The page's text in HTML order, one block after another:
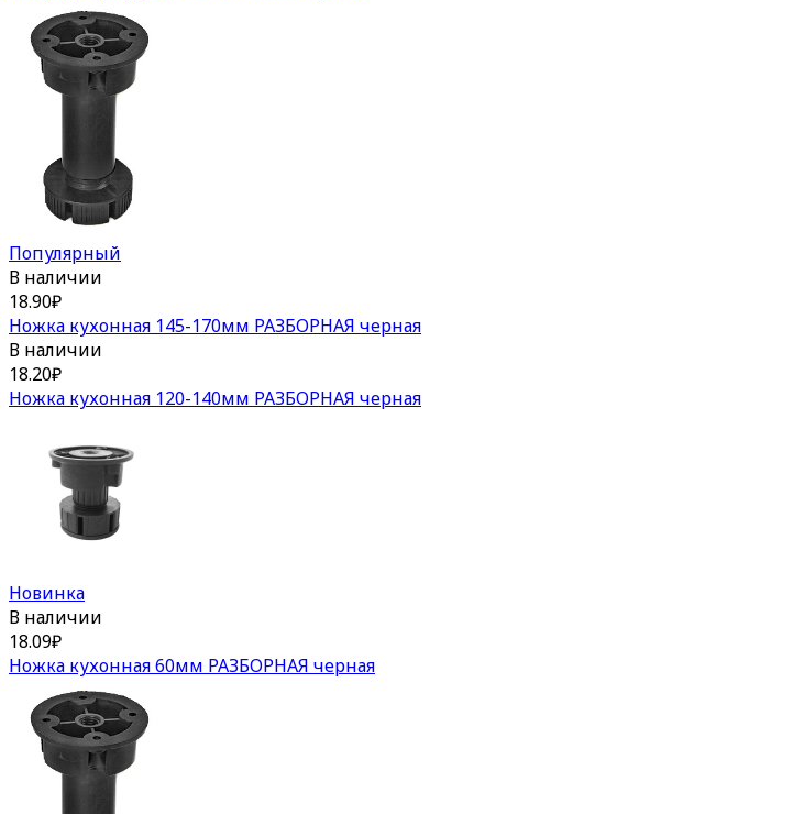
Популярный
В наличии
18.90₽
Ножка кухонная 145-170мм РАЗБОРНАЯ черная
В наличии
18.20₽
Ножка кухонная 120-140мм РАЗБОРНАЯ черная
Новинка
В наличии
18.09₽
Ножка кухонная 60мм РАЗБОРНАЯ черная